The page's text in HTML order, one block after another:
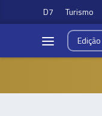
D7 Turismo
Edição